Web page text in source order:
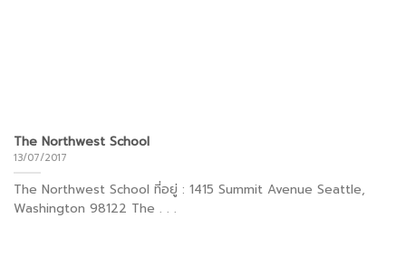
The Northwest School
13/07/2017
The Northwest School ที่อยู่ : 1415 Summit Avenue Seattle,
Washington 98122 The . . .